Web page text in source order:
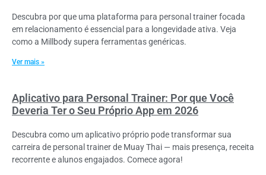
Descubra por que uma plataforma para personal trainer focada
em relacionamento é essencial para a longevidade ativa. Veja
como a Millbody supera ferramentas genéricas.
Ver mais »
Aplicativo para Personal Trainer: Por que Você
Deveria Ter o Seu Próprio App em 2026
Descubra como um aplicativo próprio pode transformar sua
carreira de personal trainer de Muay Thai — mais presença, receita
recorrente e alunos engajados. Comece agora!